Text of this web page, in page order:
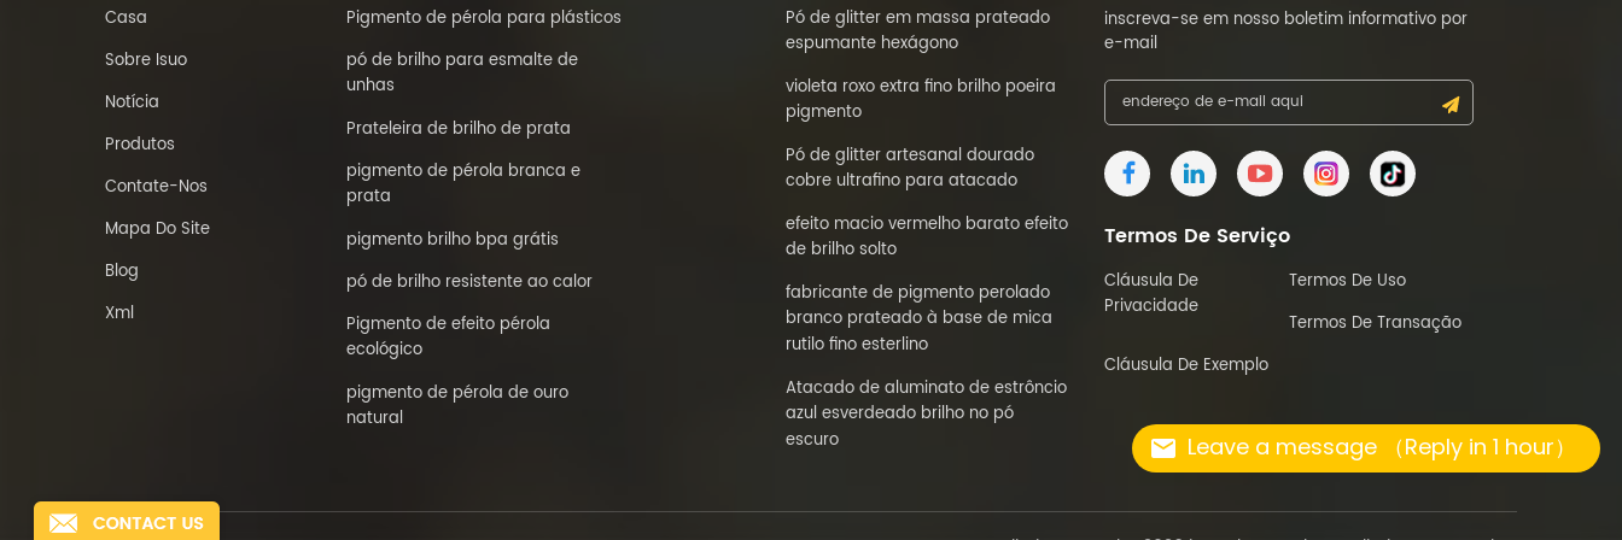
Leave a message （Reply in 1 hour）
Casa
Sobre Isuo
Notícia
Produtos
Contate-Nos
Mapa Do Site
Blog
Xml
Pigmento de pérola para plásticos
pó de brilho para esmalte de
unhas
Prateleira de brilho de prata
pigmento de pérola branca e
prata
pigmento brilho bpa grátis
pó de brilho resistente ao calor
Pigmento de efeito pérola
ecológico
pigmento de pérola de ouro
natural
Pó de glitter em massa prateado
espumante hexágono
violeta roxo extra fino brilho poeira
pigmento
Pó de glitter artesanal dourado
cobre ultrafino para atacado
efeito macio vermelho barato efeito
de brilho solto
fabricante de pigmento perolado
branco prateado à base de mica
rutilo fino esterlino
Atacado de aluminato de estrôncio
azul esverdeado brilho no pó
escuro
inscreva-se em nosso boletim informativo por
e-mail
Termos De Serviço
Cláusula De
Privacidade
Termos De Uso
Termos De Transação
Cláusula De Exemplo